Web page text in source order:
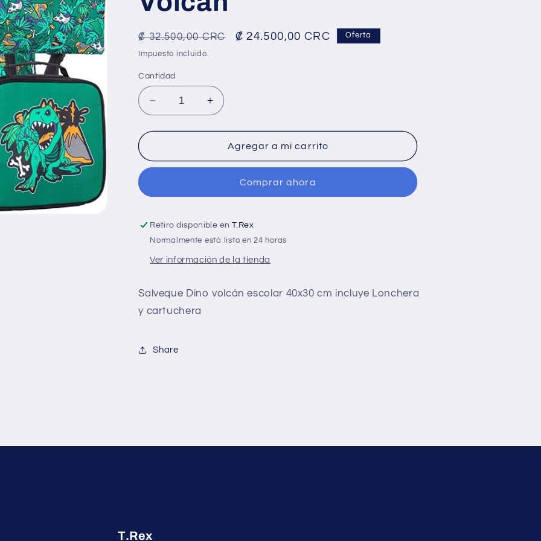
Precio
habitual
₡ 32.500,00 CRC
Precio
₡ 24.500,00 CRC Oferta
Impuesto incluido.
Cantidad
Reducir
cantidad
para
Dino
Aumentar
cantidad
para
Salveque
Dino
Agregar a mi carrito
Comprar ahora
Retiro disponible en T.Rex
Normalmente está listo en 24 horas
Ver información de la tienda
Salveque Dino volcán escolar 40x30 cm incluye Lonchera
y cartuchera
Share
T.Rex